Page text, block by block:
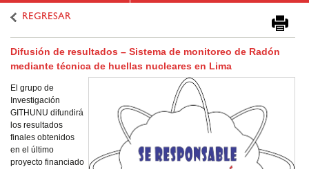
REGRESAR
Difusión de resultados – Sistema de monitoreo de Radón
mediante técnica de huellas nucleares en Lima
El grupo de
Investigación
GITHUNU difundirá
los resultados
finales obtenidos
en el último
proyecto financiado